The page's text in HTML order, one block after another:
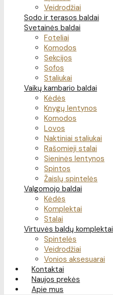
Veidrodžiai
Sodo ir terasos baldai
Svetainės baldai
Foteliai
Komodos
Sekcijos
Sofos
Staliukai
Vaikų kambario baldai
Kėdės
Knygų lentynos
Komodos
Lovos
Naktiniai staliukai
Rašomieji stalai
Sieninės lentynos
Spintos
Žaislų spintelės
Valgomojo baldai
Kėdės
Komplektai
Stalai
Virtuvės baldų komplektai
Spintelės
Veidrodžiai
Vonios aksesuarai
Kontaktai
Naujos prekės
Apie mus